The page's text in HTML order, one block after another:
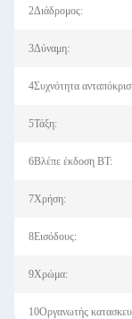
2Διάδρομος:
3Δύναμη:
4Συχνότητα
5Τάξη:
6Βλέπε έκδοση BT:
7Χρήση:
8Εισόδους:
9Χρώμα:
10Οργανωτής